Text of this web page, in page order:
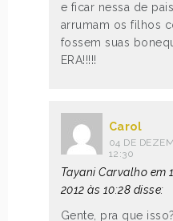
e ficar nessa de
arrumam os filhos
fossem suas
ERA!!!!!
Carol
04 DE
12:30
Tayani Carvalho em
2012 às 10:28 disse:
Gente, pra que